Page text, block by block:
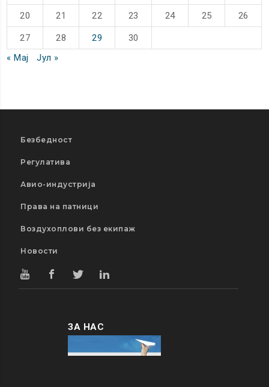
20 21 22 23 24 25 26
27 28 29
30
« Мај
Јул »
Безбедност
Регулатива
Авио-индустрија
Права на патници
Воздухоплови без екипаж
Новости
ЗА НАС